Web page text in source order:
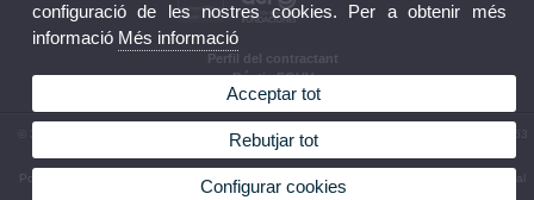
Perfil del contractant
Bústia FGUV
© 2026 UV. - Fundació General - C/ Amadeu de Savoia 4, 6ª, 46010 València. Tel: (+34) 963
531 060
Política privacitat Transparència Bústia FGUV
Canal
Intern d'Informació|
configuració de les nostres cookies. Per a obtenir més
informació Més informació
Acceptar tot
Rebutjar tot
Configurar cookies